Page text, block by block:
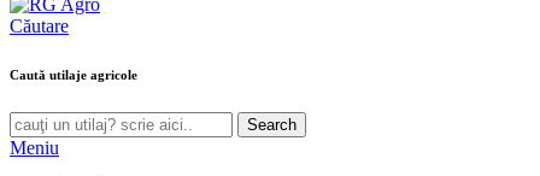
Căutare
Caută utilaje agricole
Search
Meniu